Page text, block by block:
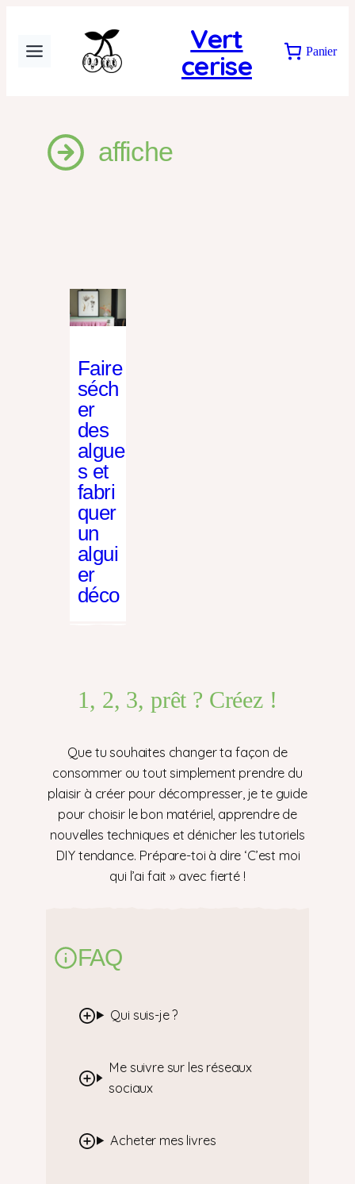
contenu
Vert
cerise
Panier
affiche
Faire
séch
er
des
algue
s et
fabri
quer
un
algui
er
déco
1, 2, 3, prêt ? Créez !
Que tu souhaites changer ta façon de
consommer ou tout simplement prendre du
plaisir à créer pour décompresser, je te guide
pour choisir le bon matériel, apprendre de
nouvelles techniques et dénicher les tutoriels
DIY tendance. Prépare-toi à dire ‘C’est moi
qui l’ai fait » avec fierté !
FAQ
Qui suis-je ?
Me suivre sur les réseaux
sociaux
Acheter mes livres